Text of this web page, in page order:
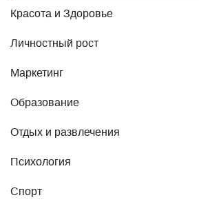
Красота и Здоровье
Личностный рост
Маркетинг
Образование
Отдых и развлечения
Психология
Спорт